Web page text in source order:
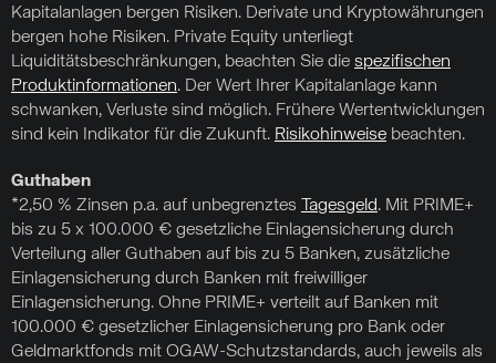
Kapitalanlagen bergen Risiken. Derivate und Kryptowährungen
bergen hohe Risiken. Private Equity unterliegt
Liquiditätsbeschränkungen, beachten Sie die spezifischen
Produktinformationen. Der Wert Ihrer Kapitalanlage kann
schwanken, Verluste sind möglich. Frühere Wertentwicklungen
sind kein Indikator für die Zukunft. Risikohinweise beachten.
Guthaben
*2,50 % Zinsen p.a. auf unbegrenztes Tagesgeld. Mit PRIME+
bis zu 5 x 100.000 € gesetzliche Einlagensicherung durch
Verteilung aller Guthaben auf bis zu 5 Banken, zusätzliche
Einlagensicherung durch Banken mit freiwilliger
Einlagensicherung. Ohne PRIME+ verteilt auf Banken mit
100.000 € gesetzlicher Einlagensicherung pro Bank oder
Geldmarktfonds mit OGAW-Schutzstandards, auch jeweils als